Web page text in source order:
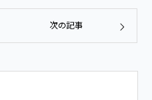
次の記事